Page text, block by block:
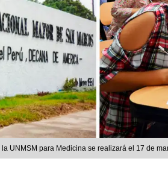
UNMSM para Medicina se realizará el 17 de